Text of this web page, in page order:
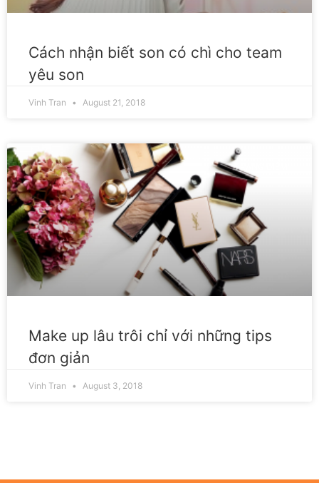
Cách nhận biết son có chì cho team
yêu son
Vinh Tran August 21, 2018
TRANG ĐIỂM
Make up lâu trôi chỉ với những tips
đơn giản
Vinh Tran August 3, 2018